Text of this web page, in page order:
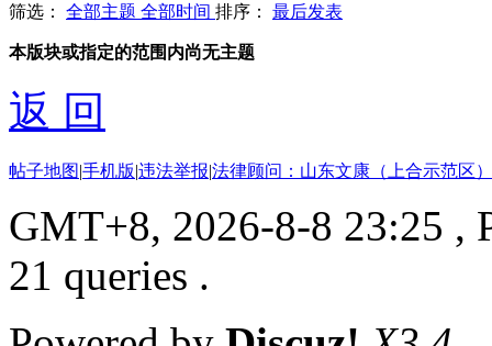
筛选： 全部主题 全部时间 排序： 最后发表
本版块或指定的范围内尚无主题
返 回
帖子地图|手机版|违法举报|法律顾问：山东文康（上合示范区
GMT+8, 2026-8-8 23:25 ,
21 queries .